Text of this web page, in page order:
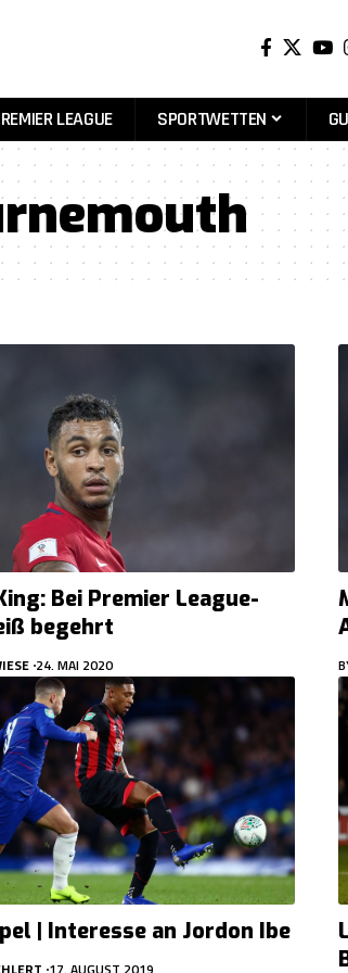
LEAGUE SPORTWETTEN
Bei Premier League-
begehrt
24. MAI 2020
| Interesse an Jordon Ibe